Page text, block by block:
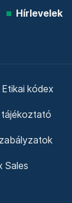
Hírlevelek
Etikai kódex
Sales